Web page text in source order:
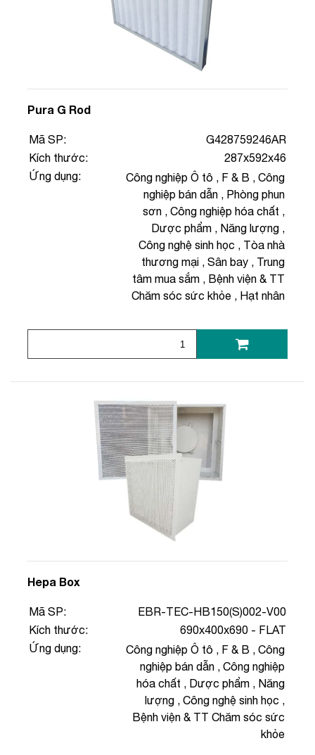
Pura G Rod
Mã SP:
G428759246AR
Kích thước:
287x592x46
Ứng dụng:
Công nghiệp Ô tô , F & B , Công
nghiệp bán dẫn , Phòng phun
sơn , Công nghiệp hóa chất ,
Dược phẩm , Năng lượng ,
Công nghệ sinh học , Tòa nhà
thương mại , Sân bay , Trung
tâm mua sắm , Bệnh viện & TT
Chăm sóc sức khỏe , Hạt nhân
Hepa Box
Mã SP:
EBR-TEC-HB150(S)002-V00
Kích thước:
690x400x690 - FLAT
Ứng dụng:
Công nghiệp Ô tô , F & B , Công
nghiệp bán dẫn , Công nghiệp
hóa chất , Dược phẩm , Năng
lượng , Công nghệ sinh học ,
Bệnh viện & TT Chăm sóc sức
khỏe